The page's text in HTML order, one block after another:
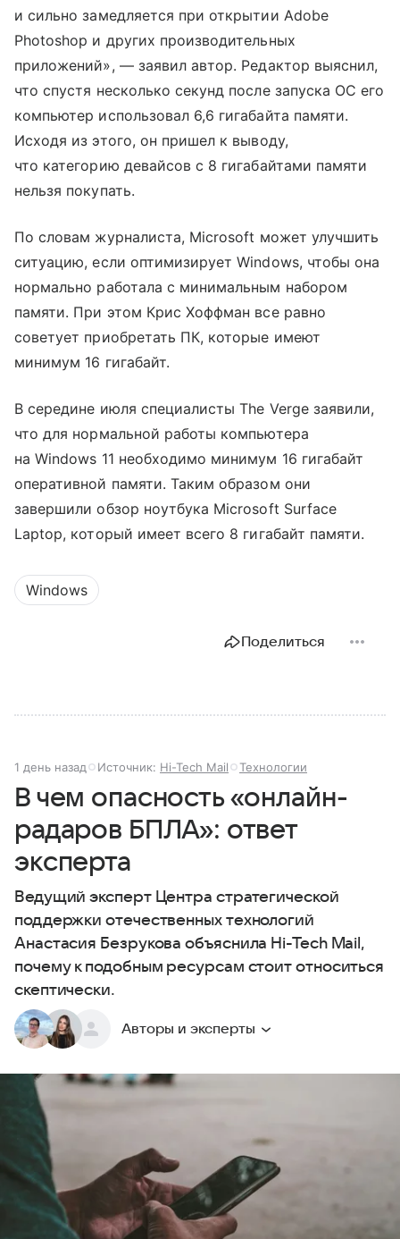
и сильно замедляется при открытии Adobe
Photoshop и других производительных
приложений», — заявил автор. Редактор выяснил,
что спустя несколько секунд после запуска ОС его
компьютер использовал 6,6 гигабайта памяти.
Исходя из этого, он пришел к выводу,
что категорию девайсов с 8 гигабайтами памяти
нельзя покупать.
По словам журналиста, Microsoft может улучшить
ситуацию, если оптимизирует Windows, чтобы она
нормально работала с минимальным набором
памяти. При этом Крис Хоффман все равно
советует приобретать ПК, которые имеют
минимум 16 гигабайт.
В середине июля специалисты The Verge заявили,
что для нормальной работы компьютера
на Windows 11 необходимо минимум 16 гигабайт
оперативной памяти. Таким образом они
завершили обзор ноутбука Microsoft Surface
Laptop, который имеет всего 8 гигабайт памяти.
Windows
Поделиться
1 день назад Источник: Hi-Tech Mail Технологии
В чем опасность «онлайн-
радаров БПЛА»: ответ
эксперта
Ведущий эксперт Центра стратегической
поддержки отечественных технологий
Анастасия Безрукова объяснила Hi-Tech Mail,
почему к подобным ресурсам стоит относиться
скептически.
Авторы и эксперты